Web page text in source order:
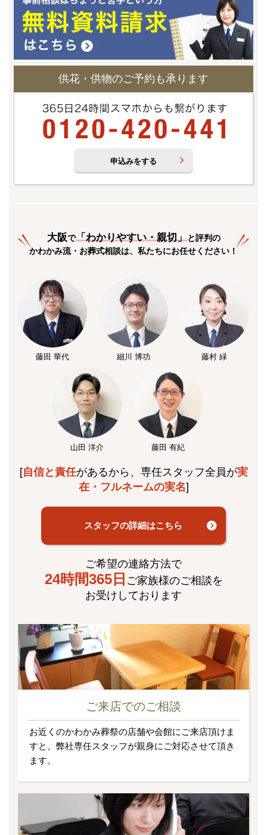
供花・供物のご予約も承ります
申込みをする
大阪で「わかりやすい・親切」と評判の
かわかみ流・お葬式相談は、私たちにお任せください！
藤田 華代 細川 博功 藤村 緑
山田 洋介 藤田 有紀
[自信と責任があるから、専任スタッフ全員が実
在・フルネームの実名]
スタッフの詳細はこちら
ご希望の連絡方法で
24時間365日 ご家族様のご相談を
お受けしております
ご来店でのご相談
お近くのかわかみ葬祭の店舗や会館にご来店頂けま
すと、弊社専任スタッフが親身にご対応させて頂き
ます。